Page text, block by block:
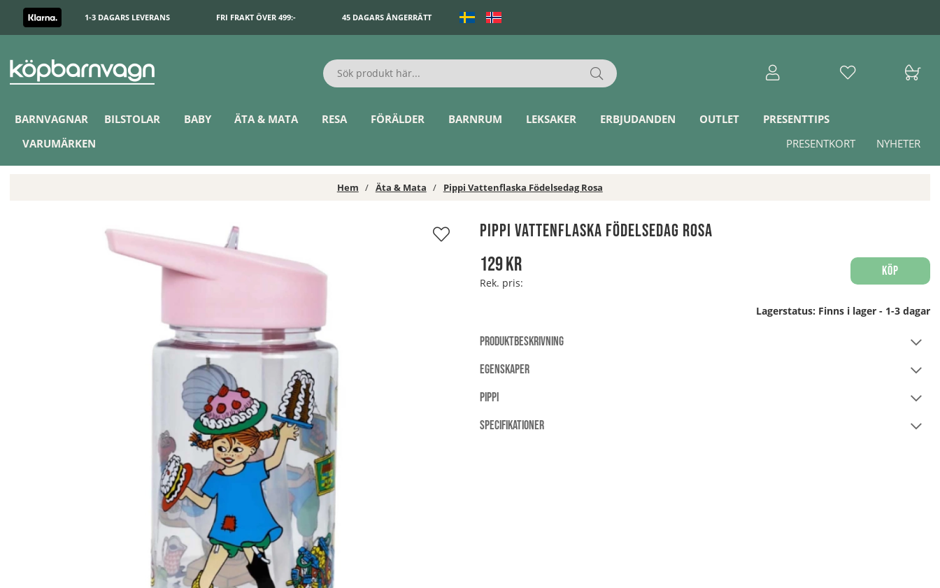
1-3 DAGARS LEVERANS FRI FRAKT ÖVER 499:- 45 DAGARS ÅNGERRÄTT
BARNVAGNAR BILSTOLAR BABY ÄTA & MATA RESA FÖRÄLDER BARNRUM LEKSAKER ERBJUDANDEN OUTLET
PRESENTTIPS
VARUMÄRKEN
NYHETER
PRESENTKORT
Hem Äta & Mata Pippi Vattenflaska Födelsedag Rosa
Pippi Vattenflaska Födelsedag Rosa Pippi Vattenflaska Födelsedag Rosa
129kr
Rek. pris:
Köp
Lagerstatus: Finns i lager - 1-3 dagar
PRODUKTBESKRIVNING
EGENSKAPER
PIPPI
SPECIFIKATIONER